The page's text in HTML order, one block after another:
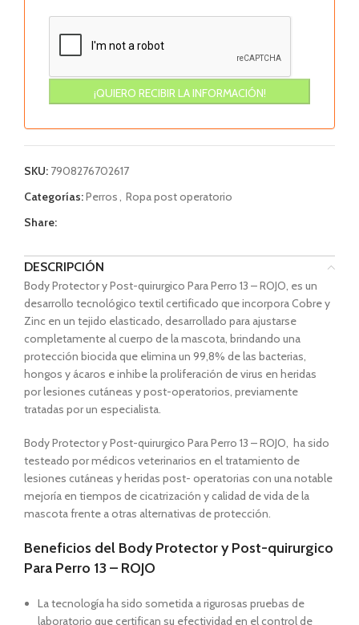
SKU: 7908276702617
Categorías:Perros, Ropa post operatorio
Share:
DESCRIPCIÓN
Body Protector y Post-quirurgico Para Perro 13 – ROJO, es un
desarrollo tecnológico textil certificado que incorpora Cobre y
Zinc en un tejido elasticado, desarrollado para ajustarse
completamente al cuerpo de la mascota, brindando una
protección biocida que elimina un 99,8% de las bacterias,
hongos y ácaros e inhibe la proliferación de virus en heridas
por lesiones cutáneas y post-operatorios, previamente
tratadas por un especialista.
Body Protector y Post-quirurgico Para Perro 13 – ROJO, ha sido
testeado por médicos veterinarios en el tratamiento de
lesiones cutáneas y heridas post- operatorias con una notable
mejoría en tiempos de cicatrización y calidad de vida de la
mascota frente a otras alternativas de protección.
Beneficios del Body Protector y Post-quirurgico
Para Perro 13 – ROJO
La tecnología ha sido sometida a rigurosas pruebas de
laboratorio que certifican su efectividad en el control de